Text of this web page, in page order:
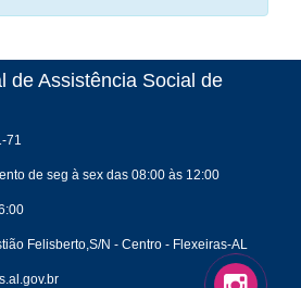
de Assistência Social de
71
de seg à sex das 08:00 às 12:00
Felisberto,S/N - Centro - Flexeiras-AL